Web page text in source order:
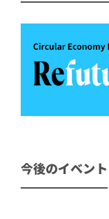
今後のイベント